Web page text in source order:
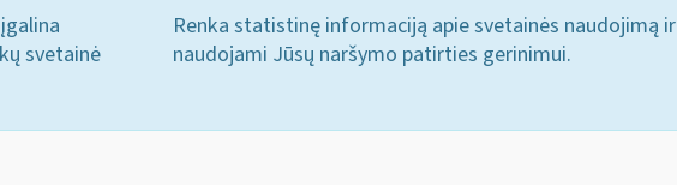
svetainė
Renka statistinę informaciją apie svetainės naudojimą ir
naudojami Jūsų naršymo patirties gerinimui.